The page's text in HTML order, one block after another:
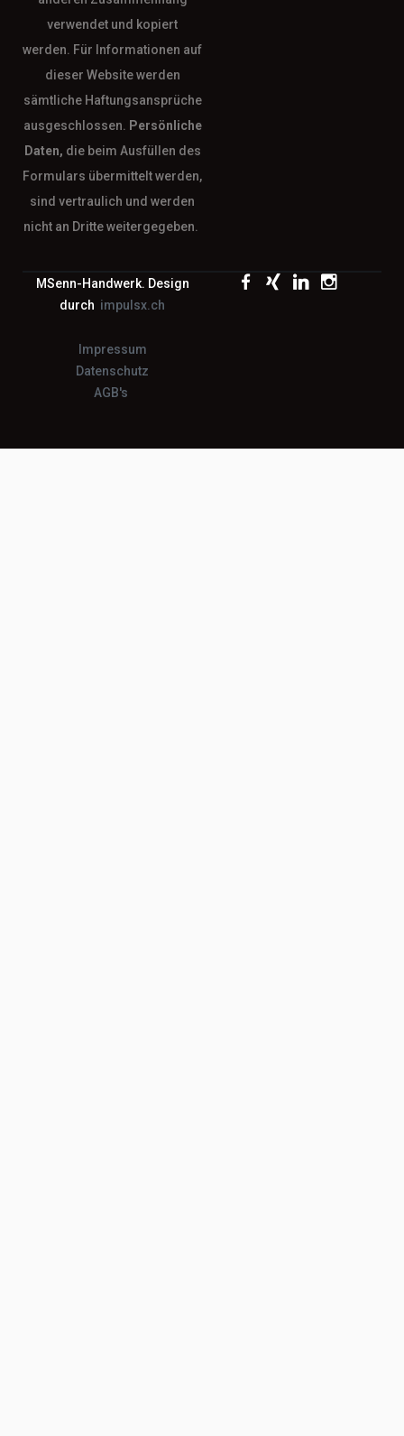
verwendet und kopiert
werden. Für Informationen auf
dieser Website werden
sämtliche Haftungsansprüche
ausgeschlossen. Persönliche
Daten, die beim Ausfüllen des
Formulars übermittelt werden,
sind vertraulich und werden
nicht an Dritte weitergegeben.
MSenn-Handwerk. Design
durch impulsx.ch
Impressum
Datenschutz
AGB's